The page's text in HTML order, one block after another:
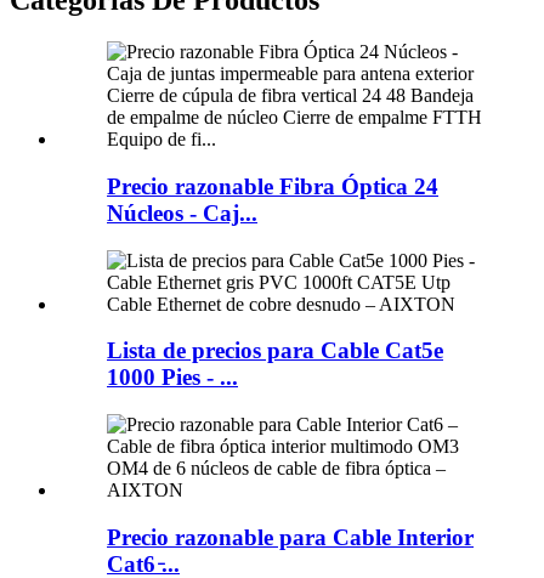
Precio razonable Fibra Óptica 24
Núcleos - Caj...
Lista de precios para Cable Cat5e
1000 Pies - ...
Precio razonable para Cable Interior
Cat6 ̵...